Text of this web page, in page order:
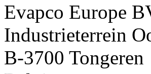
Evapco Europe
Industrieterrein
B-3700 Tongeren